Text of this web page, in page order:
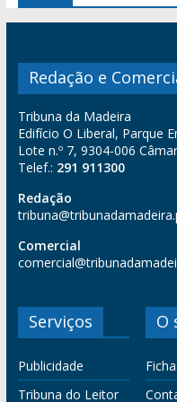
Redação e
Tribuna da Madeira
Edifício O Liberal, Parque
Lote n.º 7, 9304-006
Telef.: 291 911300
Redação
Comercial
Serviços
Publicidade
Tribuna do Leitor
O